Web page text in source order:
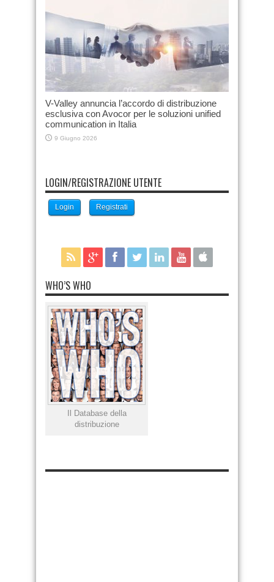
V-Valley annuncia l’accordo di distribuzione
esclusiva con Avocor per le soluzioni unified
communication in Italia
9 Giugno 2026
LOGIN/REGISTRAZIONE UTENTE
Login Registrati
WHO’S WHO
Il Database della
distribuzione